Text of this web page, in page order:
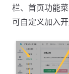
栏、首页功能
可自定义加入